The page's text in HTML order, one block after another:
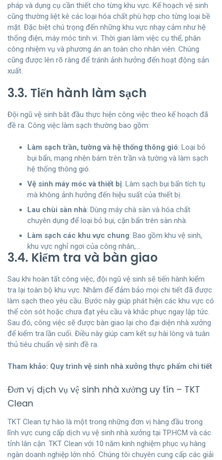
pháp và dụng cụ cần thiết cho từng khu vực. Kế hoạch vệ sinh
cũng thường liệt kê các loại hóa chất phù hợp cho từng loại bề
mặt. Đặc biệt chú trọng đến những khu vực nhạy cảm như hệ
thống điện, máy móc tinh vi. Thời gian làm việc cụ thể, phân
công nhiệm vụ và phương án an toàn cho nhân viên. Chúng
cũng được lên rõ ràng để tránh ảnh hưởng đến hoạt động sản
xuất.
3.3. Tiến hành làm sạch
Đội ngũ vệ sinh bắt đầu thực hiện công việc theo kế hoạch đã
đề ra. Công việc làm sạch thường bao gồm:
Làm sạch trần, tường và hệ thống thông gió: Loại bỏ
bụi bẩn, mạng nhện bám trên trần và tường và làm sạch
hệ thống thông gió.
Vệ sinh máy móc và thiết bị: Làm sạch bụi bẩn tích tụ
mà không ảnh hưởng đến hiệu suất của thiết bị.
Lau chùi sàn nhà: Dùng máy chà sàn và hóa chất
chuyên dụng để loại bỏ bụi, cặn bẩn trên sàn nhà.
Làm sạch các khu vực chung: Bao gồm khu vệ sinh,
khu vực nghỉ ngơi của công nhân,…
3.4. Kiểm tra và bàn giao
Sau khi hoàn tất công việc, đội ngũ vệ sinh sẽ tiến hành kiểm
tra lại toàn bộ khu vực. Nhằm để đảm bảo mọi chi tiết đã được
làm sạch theo yêu cầu. Bước này giúp phát hiện các khu vực có
thể còn sót hoặc chưa đạt yêu cầu và khắc phục ngay lập tức.
Sau đó, công việc sẽ được bàn giao lại cho đại diện nhà xưởng
để kiểm tra lần cuối. Điều này giúp cam kết sự hài lòng và tuân
thủ tiêu chuẩn vệ sinh đề ra.
Tham khảo: Quy trình vệ sinh nhà xưởng thực phẩm chi tiết
Đơn vị dịch vụ vệ sinh nhà xưởng uy tín – TKT
Clean
TKT Clean tự hào là một trong những đơn vị hàng đầu trong
lĩnh vực cung cấp dịch vụ vệ sinh nhà xưởng tại TP.HCM và các
tỉnh lân cận. TKT Clean với 10 năm kinh nghiệm phục vụ hàng
ngàn doanh nghiệp lớn nhỏ. Chúng tôi chuyên cung cấp các giải